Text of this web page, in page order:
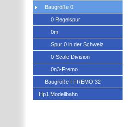
Baugröße 0
0 Regelspur
0m
Spur 0 in der Schweiz
0-Scale Division
0n3-Fremo
Baugröße I FREMO:32
Hp1 Modellbahn